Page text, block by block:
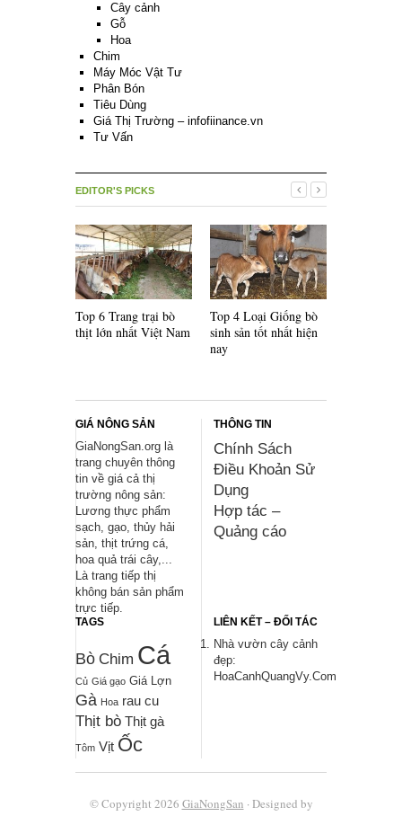
Cây cảnh
Gỗ
Hoa
Chim
Máy Móc Vật Tư
Phân Bón
Tiêu Dùng
Giá Thị Trường – infofiinance.vn
Tư Vấn
EDITOR'S PICKS
Top 6 Trang trại bò
thịt lớn nhất Việt Nam
Top 4 Loại Giống bò
sinh sản tốt nhất hiện
nay
GIÁ NÔNG SẢN
GiaNongSan.org là
trang chuyên thông
tin về giá cả thị
trường nông sản:
Lương thực phẩm
sạch, gạo, thủy hải
sản, thịt trứng cá,
hoa quả trái cây,...
Là trang tiếp thị
không bán sản phẩm
trực tiếp.
THÔNG TIN
Chính Sách
Điều Khoản Sử
Dụng
Hợp tác –
Quảng cáo
TAGS
Bò Chim Cá
Củ Giá gạo Giá Lợn
Gà Hoa rau cu
Thịt bò Thịt gà
Tôm Vịt Ốc
LIÊN KẾT – ĐỐI TÁC
Nhà vườn cây cảnh
đẹp:
HoaCanhQuangVy.Com
© Copyright 2026 GiaNongSan · Designed by